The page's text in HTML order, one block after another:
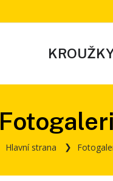
Hlavní strana